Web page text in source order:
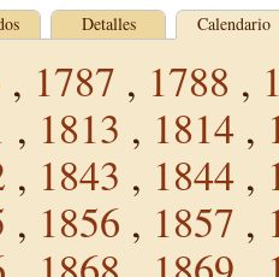
Detalles Calendario
, 1787 , 1788 ,
, 1813 , 1814 ,
, 1843 , 1844 ,
, 1856 , 1857 ,